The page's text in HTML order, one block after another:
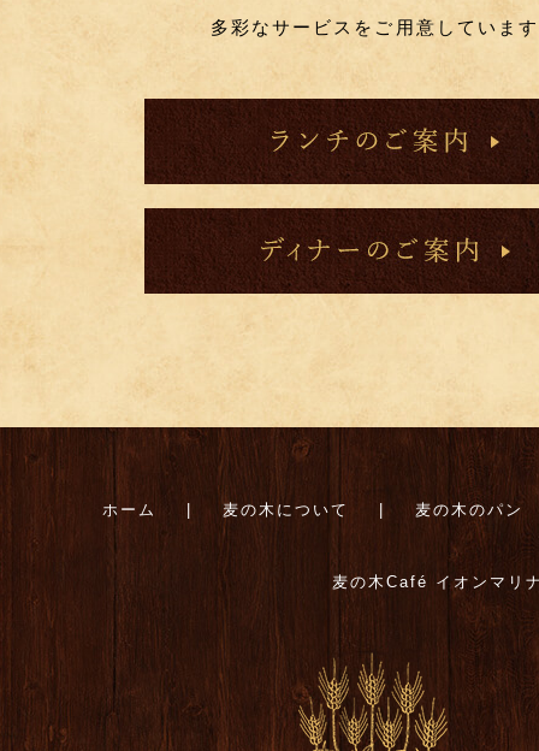
多彩なサービスをご用意していま
ホーム 麦の木について 麦の木のパン
麦の木Café イオンマリ